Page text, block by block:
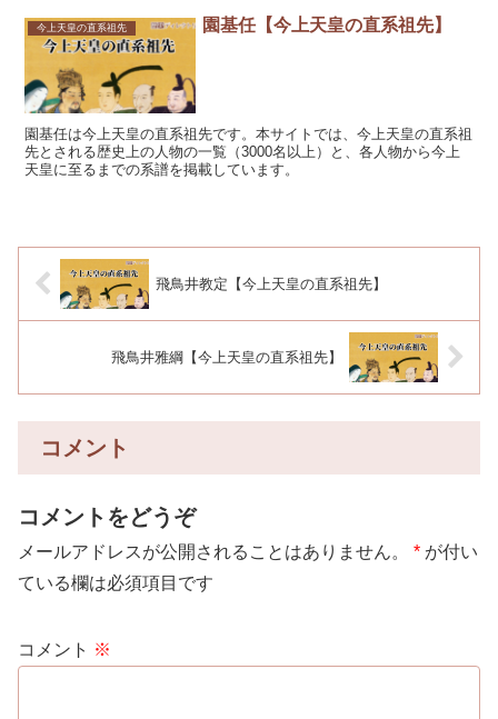
今上天皇の直系祖先 園基任【今上天皇の直系祖先】
園基任は今上天皇の直系祖先です。本サイトでは、今上天皇の直系祖
先とされる歴史上の人物の一覧（3000名以上）と、各人物から今上
天皇に至るまでの系譜を掲載しています。
飛鳥井教定【今上天皇の直系祖先】
飛鳥井雅綱【今上天皇の直系祖先】
コメント
コメントをどうぞ
メールアドレスが公開されることはありません。 * が付い
ている欄は必須項目です
コメント ※